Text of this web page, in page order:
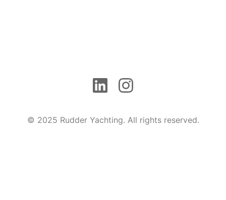
© 2025 Rudder Yachting. All rights reserved.